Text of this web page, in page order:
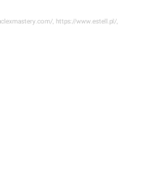
, https://www.estell.pl/,